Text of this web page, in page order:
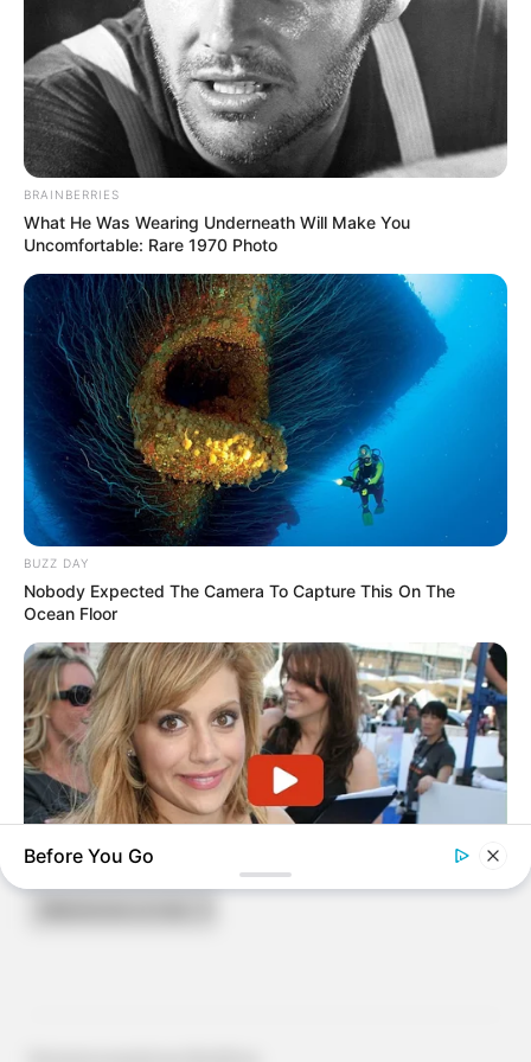
Pronostic Quinté soft une analyse logique
du Quinté+ du jour en 5 chevaux
10 JUNKIES MINDS
9 JADOU DU LUPIN
6 JOVIAL HAUFOR
7 JAG HAUFOR
5 JAMAICA PHEDO
Partagez sur les réseaux! Merci à Vous!
Le pronostic quinté spéculatif du jour en
cinq chevaux
6 JOVIAL HAUFOR
10 JUNKIES MINDS
3 HOUSTON DE CUIGNY
13 JESTA BUISSONAY
8 JOY JENILOU
En cas de non-partant ou pour un champ élargi et par
ordre de préférence :
12 HERAKLION DESBOIS
1 JACK DES MALBERAUX
TICKET SPOT FONCTIONNE A NOUVEAU !
ARCHIVES
Archives
BRAINBERRIES
What He Was Wearing Underneath Will Make You
Uncomfortable: Rare 1970 Photo
BUZZ DAY
Nobody Expected The Camera To Capture This On The
Ocean Floor
Before You Go